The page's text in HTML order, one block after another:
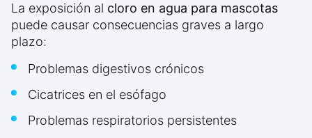
La exposición al cloro en agua para mascotas
puede causar consecuencias graves a largo
plazo:
Problemas digestivos crónicos
Cicatrices en el esófago
Problemas respiratorios persistentes